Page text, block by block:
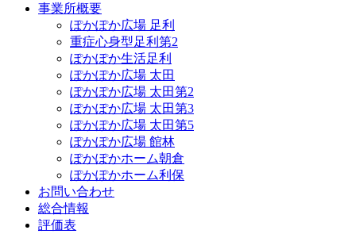
事業所概要
ぽかぽか広場 足利
重症心身型足利第2
ぽかぽか生活足利
ぽかぽか広場 太田
ぽかぽか広場 太田第2
ぽかぽか広場 太田第3
ぽかぽか広場 太田第5
ぽかぽか広場 館林
ぽかぽかホーム朝倉
ぽかぽかホーム利保
お問い合わせ
総合情報
評価表